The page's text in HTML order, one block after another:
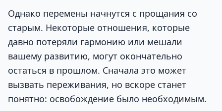
Однако перемены начнутся с прощания со
старым. Некоторые отношения, которые
давно потеряли гармонию или мешали
вашему развитию, могут окончательно
остаться в прошлом. Сначала это может
вызвать переживания, но вскоре станет
понятно: освобождение было необходимым.